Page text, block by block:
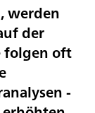
werden
der
folgen oft
-